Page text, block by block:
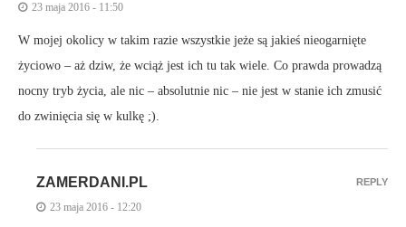
23 maja 2016 - 11:50
W mojej okolicy w takim razie wszystkie jeże są jakieś nieogarnięte
życiowo – aż dziw, że wciąż jest ich tu tak wiele. Co prawda prowadzą
nocny tryb życia, ale nic – absolutnie nic – nie jest w stanie ich zmusić
do zwinięcia się w kulkę ;).
ZAMERDANI.PL
23 maja 2016 - 12:20
REPLY